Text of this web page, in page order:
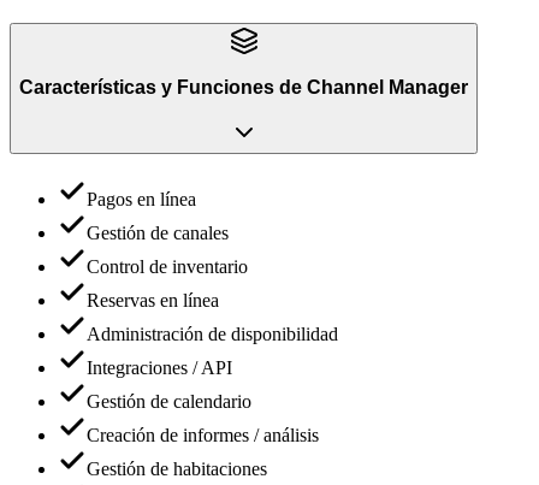
Características y Funciones de Channel Manager
Pagos en línea
Gestión de canales
Control de inventario
Reservas en línea
Administración de disponibilidad
Integraciones / API
Gestión de calendario
Creación de informes / análisis
Gestión de habitaciones